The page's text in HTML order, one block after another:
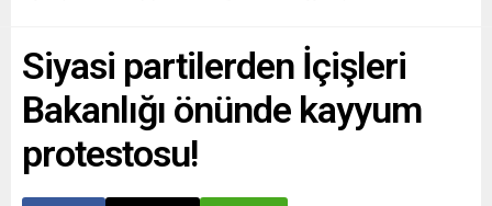
Siyasi partilerden İçişleri
Bakanlığı önünde kayyum
protestosu!